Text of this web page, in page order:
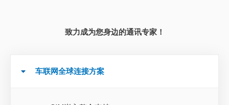
致力成为您身边的通讯专家！
车联网全球连接方案